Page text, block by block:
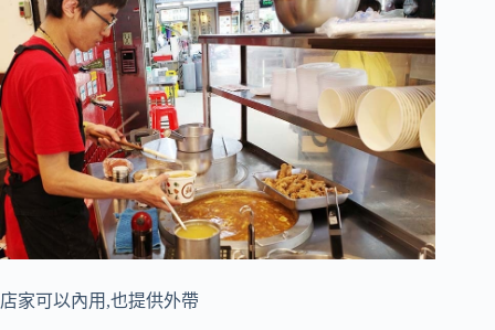
店家可以內用,也提供外帶